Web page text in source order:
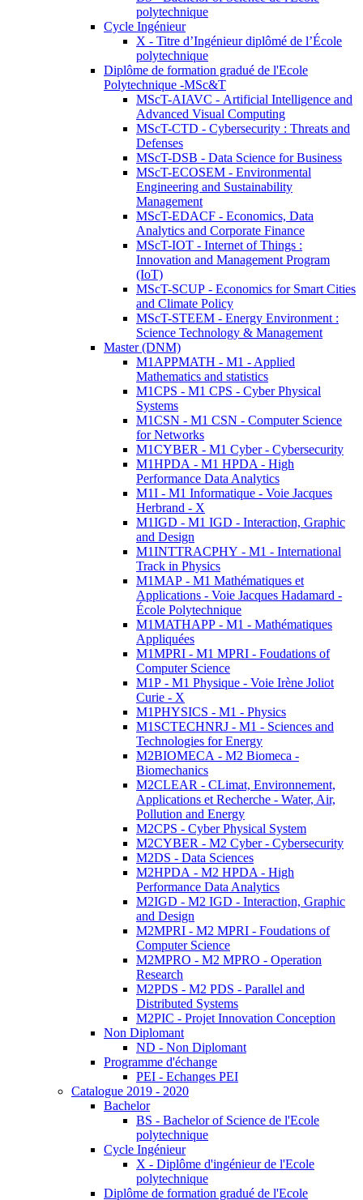
polytechnique
Cycle Ingénieur
X - Titre d’Ingénieur diplômé de l’École
polytechnique
Diplôme de formation gradué de l'Ecole
Polytechnique -MSc&T
MScT-AIAVC - Artificial Intelligence and
Advanced Visual Computing
MScT-CTD - Cybersecurity : Threats and
Defenses
MScT-DSB - Data Science for Business
MScT-ECOSEM - Environmental
Engineering and Sustainability
Management
MScT-EDACF - Economics, Data
Analytics and Corporate Finance
MScT-IOT - Internet of Things :
Innovation and Management Program
(IoT)
MScT-SCUP - Economics for Smart Cities
and Climate Policy
MScT-STEEM - Energy Environment :
Science Technology & Management
Master (DNM)
M1APPMATH - M1 - Applied
Mathematics and statistics
M1CPS - M1 CPS - Cyber Physical
Systems
M1CSN - M1 CSN - Computer Science
for Networks
M1CYBER - M1 Cyber - Cybersecurity
M1HPDA - M1 HPDA - High
Performance Data Analytics
M1I - M1 Informatique - Voie Jacques
Herbrand - X
M1IGD - M1 IGD - Interaction, Graphic
and Design
M1INTTRACPHY - M1 - International
Track in Physics
M1MAP - M1 Mathématiques et
Applications - Voie Jacques Hadamard -
École Polytechnique
M1MATHAPP - M1 - Mathématiques
Appliquées
M1MPRI - M1 MPRI - Foudations of
Computer Science
M1P - M1 Physique - Voie Irène Joliot
Curie - X
M1PHYSICS - M1 - Physics
M1SCTECHNRJ - M1 - Sciences and
Technologies for Energy
M2BIOMECA - M2 Biomeca -
Biomechanics
M2CLEAR - CLimat, Environnement,
Applications et Recherche - Water, Air,
Pollution and Energy
M2CPS - Cyber Physical System
M2CYBER - M2 Cyber - Cybersecurity
M2DS - Data Sciences
M2HPDA - M2 HPDA - High
Performance Data Analytics
M2IGD - M2 IGD - Interaction, Graphic
and Design
M2MPRI - M2 MPRI - Foudations of
Computer Science
M2MPRO - M2 MPRO - Operation
Research
M2PDS - M2 PDS - Parallel and
Distributed Systems
M2PIC - Projet Innovation Conception
Non Diplomant
ND - Non Diplomant
Programme d'échange
PEI - Echanges PEI
Catalogue 2019 - 2020
Bachelor
BS - Bachelor of Science de l'Ecole
polytechnique
Cycle Ingénieur
X - Diplôme d'ingénieur de l'Ecole
polytechnique
Diplôme de formation gradué de l'Ecole